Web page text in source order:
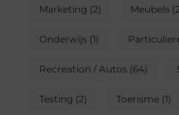
Marketing (2) Meubels
Onderwijs (1)
Recreation / Autos (64)
Testing (2) Toerisme (1)